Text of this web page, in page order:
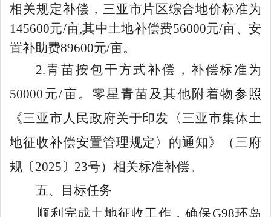
相关规定补偿，三亚市片区综合地价标准为
145600元/亩,其中土地补偿费56000元/亩、安
置补助费89600元/亩。
2.青苗按包干方式补偿 ，补偿标准为
50000 元/亩。 零星 青苗及其他附着物参照
《三亚市人民政府关于印发 〈 三亚市集体土
地征收补偿安置管理规定 〉 的通知》（ 三 府
规 〔2025〕 23号） 相关标准补偿。
五、
目标任务
顺利完成土地征收工作，确保G98环岛